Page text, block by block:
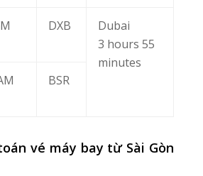
DXB
Dubai
3 hours 55
minutes
BSR
vé máy bay từ Sài Gòn